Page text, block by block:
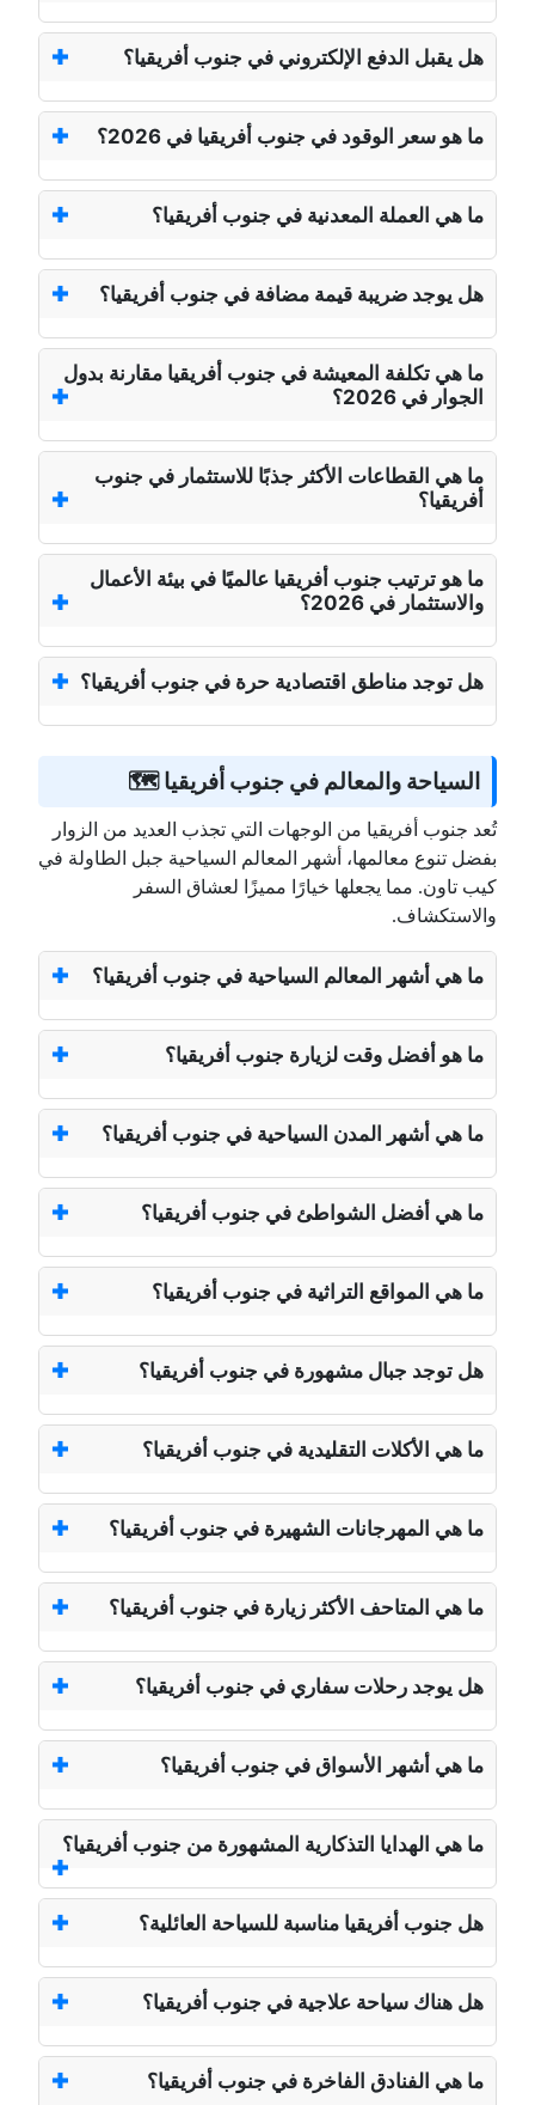
هل يقبل الدفع الإلكتروني في جنوب أفريقيا؟
ما هو سعر الوقود في جنوب أفريقيا في 2026؟
ما هي العملة المعدنية في جنوب أفريقيا؟
هل يوجد ضريبة قيمة مضافة في جنوب أفريقيا؟
ما هي تكلفة المعيشة في جنوب أفريقيا مقارنة بدول
الجوار في 2026؟
ما هي القطاعات الأكثر جذبًا للاستثمار في جنوب
أفريقيا؟
ما هو ترتيب جنوب أفريقيا عالميًا في بيئة الأعمال
والاستثمار في 2026؟
هل توجد مناطق اقتصادية حرة في جنوب أفريقيا؟
السياحة والمعالم في جنوب أفريقيا 🗺️
تُعد جنوب أفريقيا من الوجهات التي تجذب العديد من الزوار
بفضل تنوع معالمها، أشهر المعالم السياحية جبل الطاولة في
كيب تاون. مما يجعلها خيارًا مميزًا لعشاق السفر
والاستكشاف.
ما هي أشهر المعالم السياحية في جنوب أفريقيا؟
ما هو أفضل وقت لزيارة جنوب أفريقيا؟
ما هي أشهر المدن السياحية في جنوب أفريقيا؟
ما هي أفضل الشواطئ في جنوب أفريقيا؟
ما هي المواقع التراثية في جنوب أفريقيا؟
هل توجد جبال مشهورة في جنوب أفريقيا؟
ما هي الأكلات التقليدية في جنوب أفريقيا؟
ما هي المهرجانات الشهيرة في جنوب أفريقيا؟
ما هي المتاحف الأكثر زيارة في جنوب أفريقيا؟
هل يوجد رحلات سفاري في جنوب أفريقيا؟
ما هي أشهر الأسواق في جنوب أفريقيا؟
ما هي الهدايا التذكارية المشهورة من جنوب أفريقيا؟
هل جنوب أفريقيا مناسبة للسياحة العائلية؟
هل هناك سياحة علاجية في جنوب أفريقيا؟
ما هي الفنادق الفاخرة في جنوب أفريقيا؟